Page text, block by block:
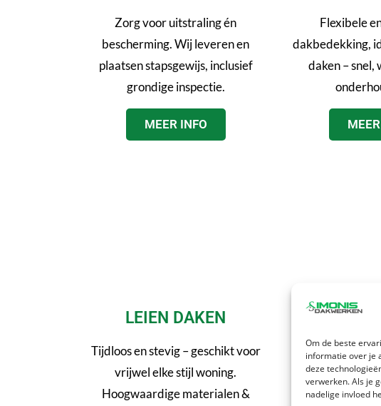
Om de beste
informatie over je
deze
verwerken. Als je
nadelige invloed
Zorg voor uitstraling én
bescherming. Wij leveren en
plaatsen stapsgewijs, inclusief
grondige inspectie.
MEER INFO
Flexibele
dakbedekking,
daken –
LEIEN DAKEN
Tijdloos en stevig – geschikt voor
vrijwel elke stijl woning.
Hoogwaardige materialen &
Sterk
Nederland.
dakbedekking